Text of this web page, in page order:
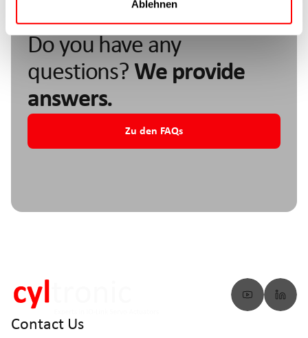
Ablehnen
Do you have any
questions? We provide
answers.
Zu den FAQs
Contact Us